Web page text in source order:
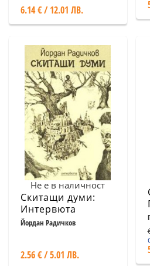
6.14 € / 12.01 ЛВ.
Не е в наличност
Скитащи думи:
Интервюта
Йордан Радичков
2.56 € / 5.01 ЛВ.